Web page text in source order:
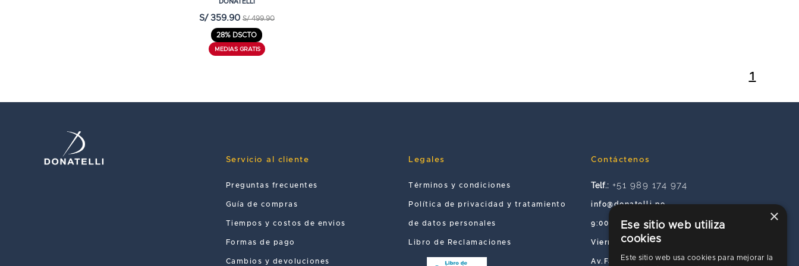
DONATELLI
S/ 359.90 S/ 499.90
28% DSCTO
1
Servicio al cliente
Preguntas frecuentes
Guía de compras
Tiempos y costos de envios
Formas de pago
Cambios y devoluciones
Legales
Términos y condiciones
Política de privacidad y tratamiento
de datos personales
Libro de Reclamaciones
Contáctenos
Telf.: +51 989 174 974
info@donatelli.pe
9:00 a.m. a 6:00 p.m. de Lunes a
Viernes
Av.Faisanes 420 , Urb. La Campiña ,
×
Ese sitio web utiliza
cookies
Este sitio web usa cookies para mejorar la